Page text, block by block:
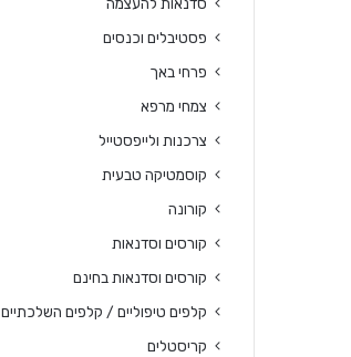
פסטיבלים וכנסים
פרחי באך
צמחי מרפא
צרכנות ולייפסטייל
קוסמטיקה טבעית
קורונה
קורסים וסדנאות
קורסים וסדנאות בחינם
קלפים טיפוליים / קלפים השלכתיים
קריסטלים